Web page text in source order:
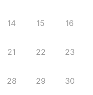
14 15 16
21 22 23
28 29 30